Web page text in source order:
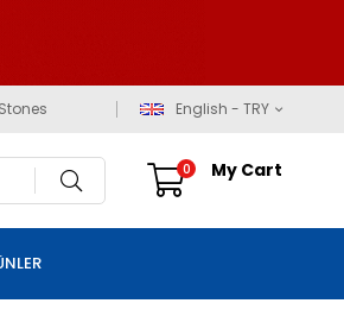
English - TRY
My Cart
0